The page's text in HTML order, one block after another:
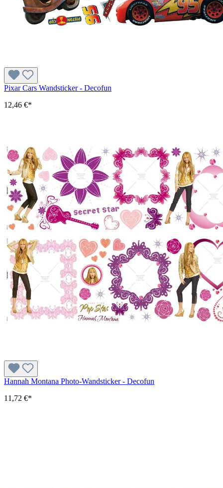
Pixar Cars Wandsticker - Decofun
12,46 €*
Hannah Montana Photo-Wandsticker - Decofun
11,72 €*